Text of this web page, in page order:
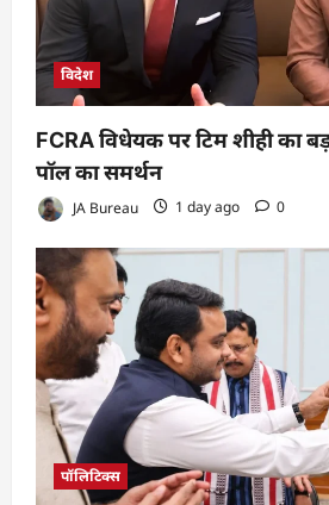
विदेश
FCRA विधेयक पर टिम शीही का
पॉल का समर्थन
JA Bureau 1 day ago 0
पॉलिटिक्स